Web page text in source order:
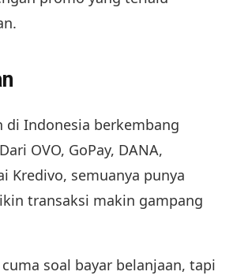
di Indonesia berkembang
OVO, GoPay, DANA,
Kredivo, semuanya punya
transaksi makin gampang
soal bayar belanjaan, tapi